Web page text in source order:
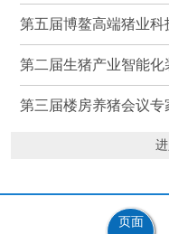
第五届博鳌高端猪业科
第三届楼房养猪会议专
页面